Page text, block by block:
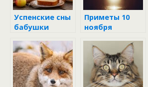
Успенские сны
бабушки
Приметы 10
ноября